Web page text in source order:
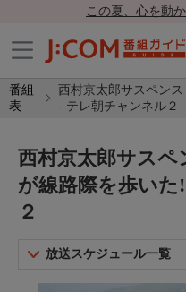
この夏、心を動
番組
表
西村京太郎サスペン
- テレ朝チャンネル２
西村京太郎サスペ
が線路際を歩い
２
放送スケジュール一覧